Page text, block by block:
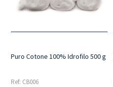
Puro Cotone 100% Idrofilo 500 g
Ref: CB006